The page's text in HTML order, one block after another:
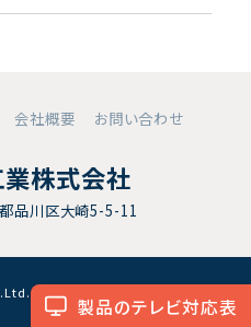
製品のテレビ対応表
会社概要 お問い合わせ
株式会社
品川区大崎5-5-11
All RightsReserved.